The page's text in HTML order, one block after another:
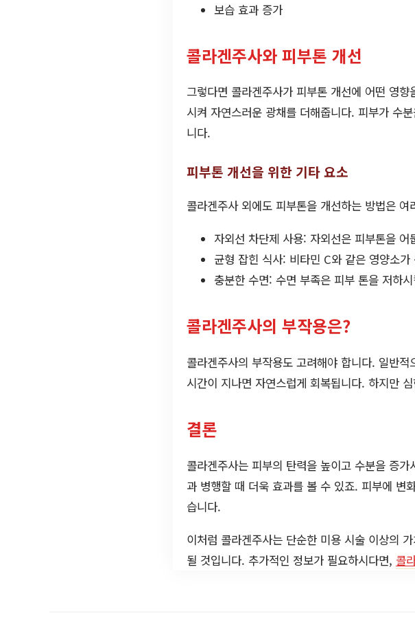
보습 효과 증가
콜라겐주사와 피부톤 개선
그렇다면 콜라겐주사가 피부톤 개선에 어떤 영
시켜 자연스러운 광채를 더해줍니다. 피부가 수
니다.
피부톤 개선을 위한 기타 요소
콜라겐주사 외에도 피부톤을 개선하는 방법은
자외선 차단제 사용: 자외선은 피부톤을
균형 잡힌 식사: 비타민 C와 같은 영양소
충분한 수면: 수면 부족은 피부 톤을 저하
콜라겐주사의 부작용은?
콜라겐주사의 부작용도 고려해야 합니다. 일반
시간이 지나면 자연스럽게 회복됩니다. 하지만
결론
콜라겐주사는 피부의 탄력을 높이고 수분을 증
과 병행할 때 더욱 효과를 볼 수 있죠. 피부에 변
습니다.
이처럼 콜라겐주사는 단순한 미용 시술 이상의
될 것입니다. 추가적인 정보가 필요하시다면, 콜